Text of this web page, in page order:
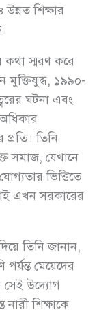
শিক্ষার
কথা স্মরণ করে
মুক্তিযুদ্ধ, ১৯৯০-
ঘটনা এবং
তিনি
সমাজ, যেখানে
ভিত্তিতে
এখন সরকারের
তিনি জানান,
মেয়েদের
সেই উদ্যোগ
নারী শিক্ষাকে